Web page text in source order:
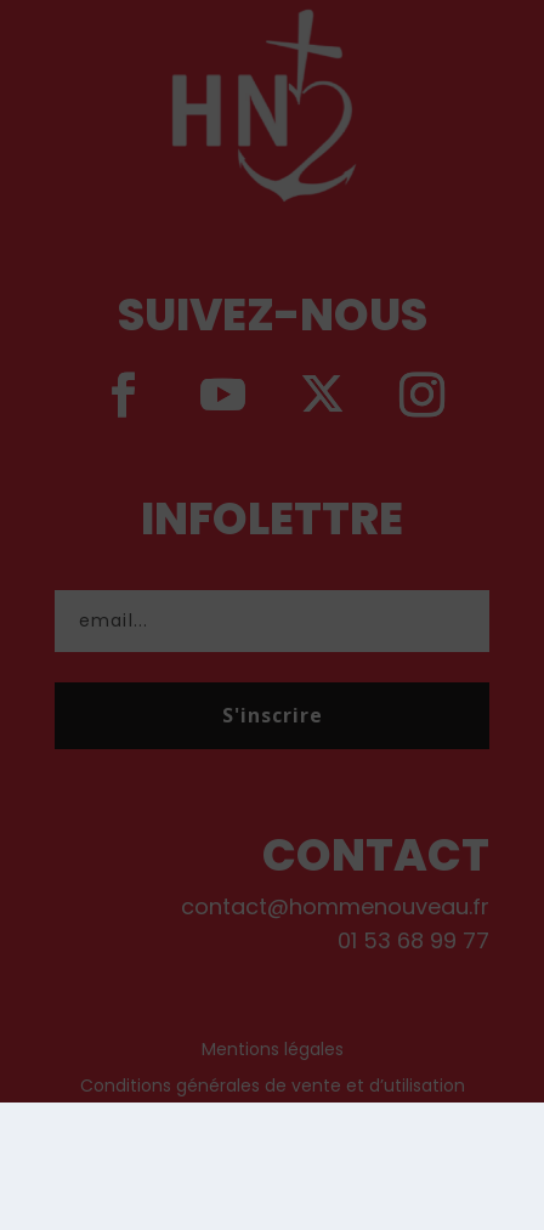
SUIVEZ-NOUS
INFOLETTRE
S'inscrire
CONTACT
contact@hommenouveau.fr
01 53 68 99 77
Mentions légales
Conditions générales de vente et d’utilisation